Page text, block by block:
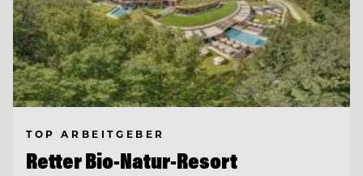
TOP ARBEITGEBER
Retter Bio-Natur-Resort